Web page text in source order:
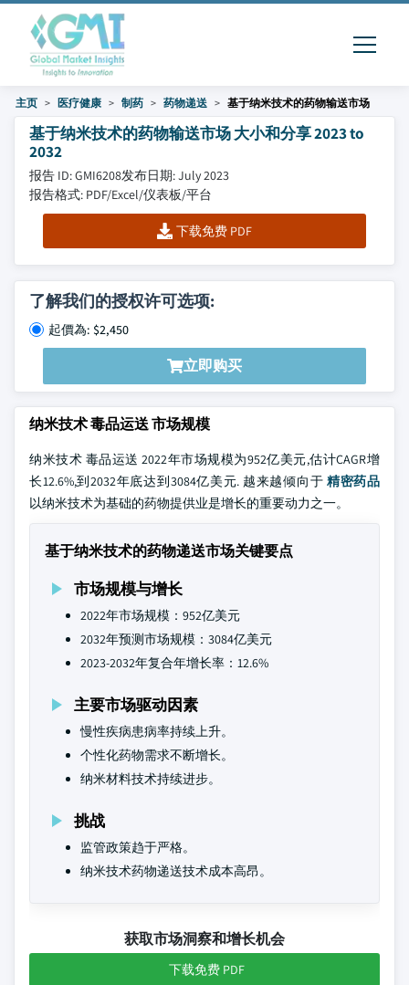
主页 医疗健康 制药 药物递送 基于纳米技术的药物输送市场
基于纳米技术的药物输送市场 大小和分享 2023 to
2032
报告 ID: GMI6208发布日期: July 2023
报告格式: PDF/Excel/仪表板/平台
下载免费 PDF
了解我们的授权许可选项:
起價為: $2,450
立即购买
纳米技术 毒品运送 市场规模
纳米技术 毒品运送 2022年市场规模为952亿美元,估计CAGR增
长12.6%,到2032年底达到3084亿美元. 越来越倾向于 精密药品
以纳米技术为基础的药物提供业是增长的重要动力之一。
基于纳米技术的药物递送市场关键要点
市场规模与增长
2022年市场规模：952亿美元
2032年预测市场规模：3084亿美元
2023-2032年复合年增长率：12.6%
主要市场驱动因素
慢性疾病患病率持续上升。
个性化药物需求不断增长。
纳米材料技术持续进步。
挑战
监管政策趋于严格。
纳米技术药物递送技术成本高昂。
获取市场洞察和增长机会
下载免费 PDF